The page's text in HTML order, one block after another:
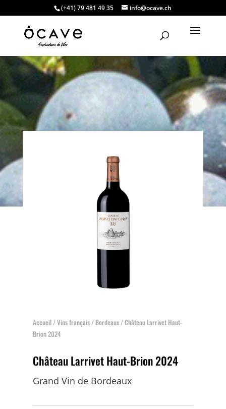
(+41) 79 481 49 35 info@ocave.ch
Accueil/Vins français/ Bordeaux/ Château Larrivet Haut-
Brion 2024
Château Larrivet Haut-Brion 2024
Grand Vin de Bordeaux